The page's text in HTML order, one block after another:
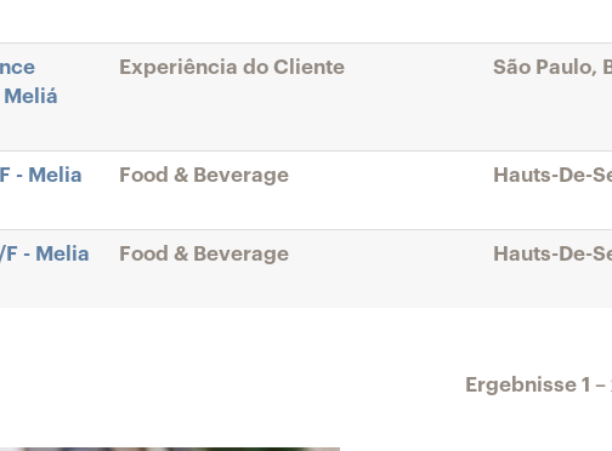
Experiência do Cliente São Paulo,
- Melia
Food & Beverage Hauts-De-
- Melia
Food & Beverage Hauts-De-
Ergebnisse 1 –